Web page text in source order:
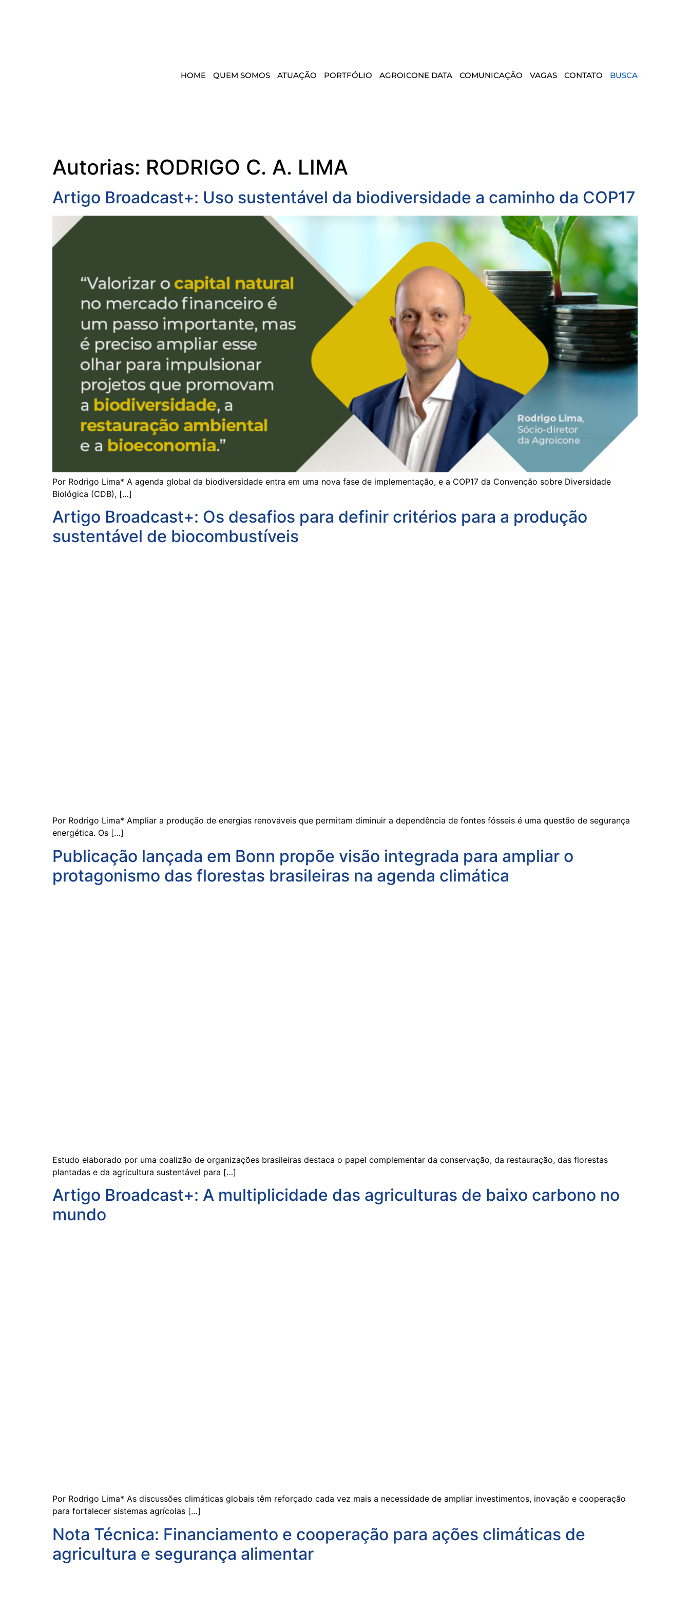
HOME QUEM SOMOS ATUAÇÃO PORTFÓLIO AGROICONE DATA COMUNICAÇÃO VAGAS CONTATO BUSCA
Autorias: RODRIGO C. A. LIMA
Artigo Broadcast+: Uso sustentável da biodiversidade a caminho da COP17
Por Rodrigo Lima* A agenda global da biodiversidade entra em uma nova fase de implementação, e a COP17 da Convenção sobre Diversidade
Biológica (CDB), […]
Artigo Broadcast+: Os desafios para definir critérios para a produção
sustentável de biocombustíveis
Por Rodrigo Lima* Ampliar a produção de energias renováveis que permitam diminuir a dependência de fontes fósseis é uma questão de segurança
energética. Os […]
Publicação lançada em Bonn propõe visão integrada para ampliar o
protagonismo das florestas brasileiras na agenda climática
Estudo elaborado por uma coalizão de organizações brasileiras destaca o papel complementar da conservação, da restauração, das florestas
plantadas e da agricultura sustentável para […]
Artigo Broadcast+: A multiplicidade das agriculturas de baixo carbono no
mundo
Por Rodrigo Lima* As discussões climáticas globais têm reforçado cada vez mais a necessidade de ampliar investimentos, inovação e cooperação
para fortalecer sistemas agrícolas […]
Nota Técnica: Financiamento e cooperação para ações climáticas de
agricultura e segurança alimentar